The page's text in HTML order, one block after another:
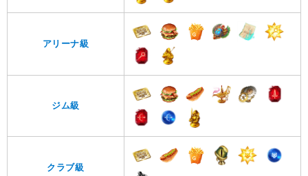
アリーナ級
ジム級
クラブ級